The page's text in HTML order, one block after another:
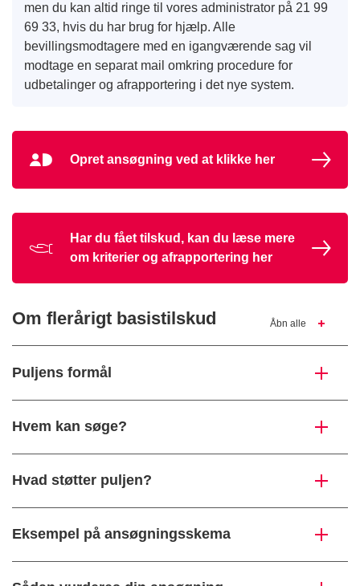
men du kan altid ringe til vores administrator på 21 99
69 33, hvis du har brug for hjælp. Alle
bevillingsmodtagere med en igangværende sag vil
modtage en separat mail omkring procedure for
udbetalinger og afrapportering i det nye system.
MitId
Ikon
Opret ansøgning ved at klikke her
Har du fået tilskud, kan du læse mere
om kriterier og afrapportering her
Om flerårigt basistilskud Åbn alle
Puljens formål
Hvem kan søge?
Hvad støtter puljen?
Eksempel på ansøgningsskema